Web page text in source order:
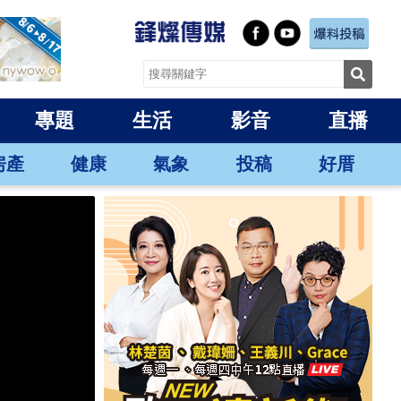
專題 生活 影音 直播
產 健康 氣象 投稿 好厝